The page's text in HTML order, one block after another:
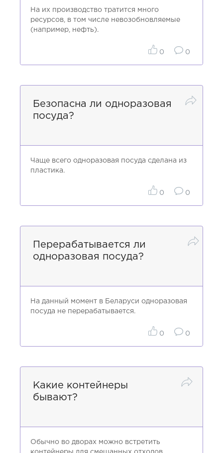
На их производство тратится много
ресурсов, в том числе невозобновляемые
(например, нефть).
0 0
Безопасна ли одноразовая
посуда?
Чаще всего одноразовая посуда сделана из
пластика.
0 0
Перерабатывается ли
одноразовая посуда?
На данный момент в Беларуси одноразовая
посуда не перерабатывается.
0 0
Какие контейнеры
бывают?
Обычно во дворах можно встретить